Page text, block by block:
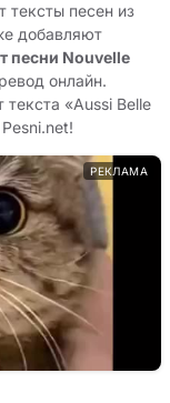
тексты песен из
добавляют
песни Nouvelle
онлайн.
«Aussi Belle
РЕКЛАМА